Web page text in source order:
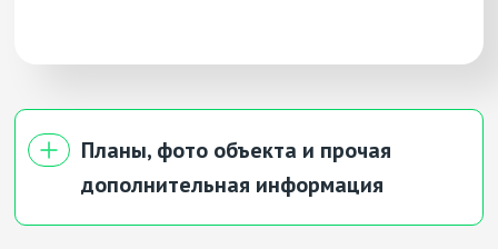
Планы, фото объекта и прочая
дополнительная информация